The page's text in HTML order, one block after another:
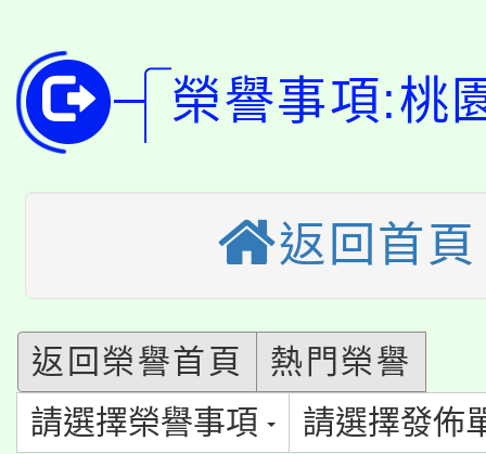
版
公告本校115學年度第
代理(課)教師甄選結果(
「2026金融保險知識
桃園市115學年度學生
生本土語及新住民語歌
公告本校115學年度第
公告本校115學年度第
代理(課)教師甄選結果(
轉知中國文化大學推廣
《TA101》溝通分析基
淨零綠生活教案入校路
榮譽事項:桃
返回首頁
返回榮譽首頁
熱門榮譽
請選擇榮譽事項
請選擇發佈